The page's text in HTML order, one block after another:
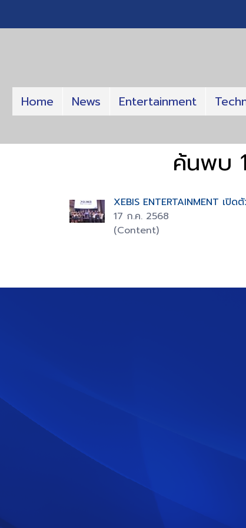
Home News Entertainment
ค้นพบ
XEBIS ENTERTAINMENT เ
17 ก.ค. 2568
(Content)